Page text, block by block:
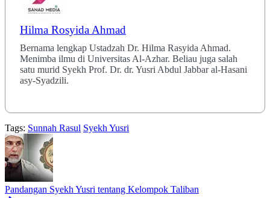
Hilma Rosyida Ahmad
Bernama lengkap Ustadzah Dr. Hilma Rasyida Ahmad.
Menimba ilmu di Universitas Al-Azhar. Beliau juga salah
satu murid Syekh Prof. Dr. dr. Yusri Abdul Jabbar al-Hasani
asy-Syadzili.
Tags: Sunnah Rasul Syekh Yusri
Pandangan Syekh Yusri tentang Kelompok Taliban